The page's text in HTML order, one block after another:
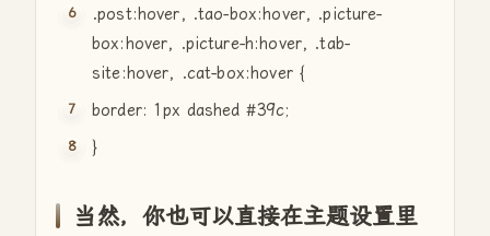
.post:hover, .tao-box:hover, .picture-
box:hover, .picture-h:hover, .tab-
site:hover, .cat-box:hover {
border: 1px dashed #39c;
}
当然，你也可以直接在主题设置里